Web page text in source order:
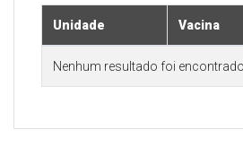
Unidade Vacina
Nenhum resultado foi encontrado.